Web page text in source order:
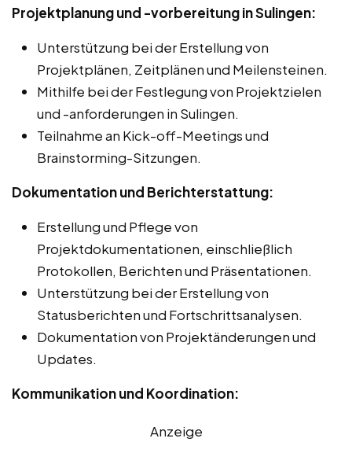
Projektplanung und -vorbereitung in Sulingen:
Unterstützung bei der Erstellung von
Projektplänen, Zeitplänen und Meilensteinen.
Mithilfe bei der Festlegung von Projektzielen
und -anforderungen in Sulingen.
Teilnahme an Kick-off-Meetings und
Brainstorming-Sitzungen.
Dokumentation und Berichterstattung:
Erstellung und Pflege von
Projektdokumentationen, einschließlich
Protokollen, Berichten und Präsentationen.
Unterstützung bei der Erstellung von
Statusberichten und Fortschrittsanalysen.
Dokumentation von Projektänderungen und
Updates.
Kommunikation und Koordination:
Anzeige